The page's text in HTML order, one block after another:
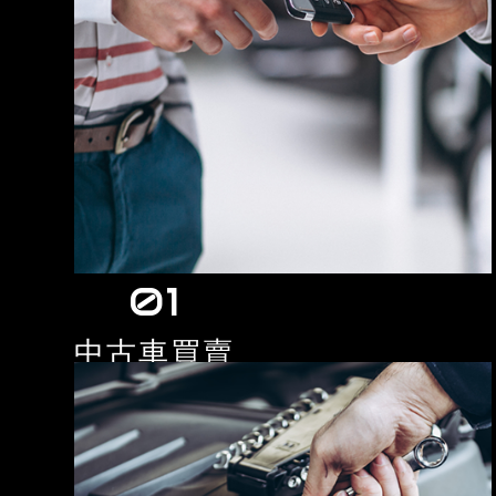
中古車買賣